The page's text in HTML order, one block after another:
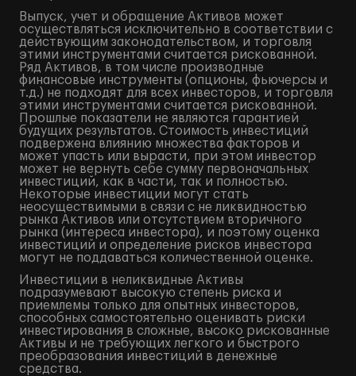
Выпуск, учет и обращение Активов может
осуществляться исключительно в соответствии с
действующим законодательством, и торговля
этими инструментами считается рискованной.
Ряд Активов, в том числе производные
финансовые инструменты (опционы, фьючерсы и
т.д.) не подходят для всех инвесторов, и торговля
этими инструментами считается рискованной.
Прошлые показатели не являются гарантией
будущих результатов. Стоимость инвестиций
подвержена влиянию множества факторов и
может упасть или вырасти, при этом инвестор
может не вернуть себе сумму первоначальных
инвестиций, как в части, так и полностью.
Некоторые инвестиции могут стать
неосуществимыми в связи с не ликвидностью
рынка Активов или отсутствием вторичного
рынка (интереса инвестора), и поэтому оценка
инвестиций и определение рисков инвестора
могут не поддаваться количественной оценке.
Инвестиции в неликвидные Активы
подразумевают высокую степень риска и
приемлемы только для опытных инвесторов,
способных самостоятельно оценивать риски
инвестирования в сложные, высоко рискованные
Активы и не требующих легкого и быстрого
преобразования инвестиций в денежные
средства.